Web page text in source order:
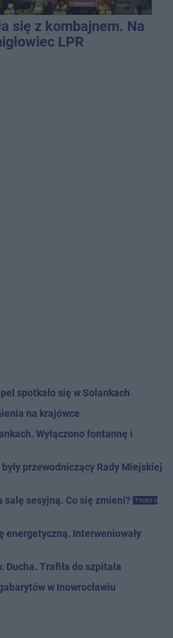
się z kombajnem. Na
LPR
spotkało się w Solankach
na krajówce
Wyłączono fontannę i
przewodniczący Rady Miejskiej
salę sesyjną. Co się zmieni?
TYLKO U
energetyczną. Interweniowały
Ducha. Trafiła do szpitala
w Inowrocławiu